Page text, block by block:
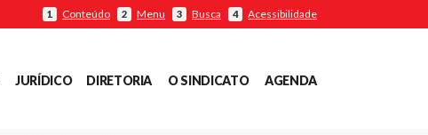
1 Conteúdo 2 Menu 3 Busca 4 Acessibilidade
JURÍDICO DIRETORIA O SINDICATO AGENDA